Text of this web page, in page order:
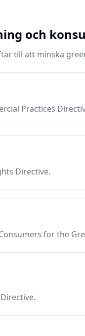
och
till att minska
Practices
Directive.
for the